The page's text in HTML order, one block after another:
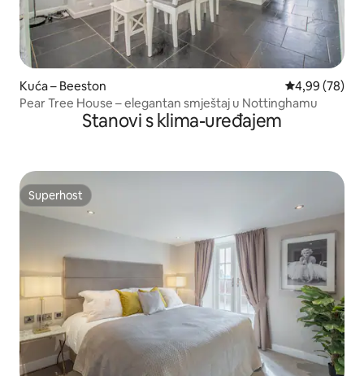
Kuća – Beeston Prosječna
4,99 (78)
Pear Tree House – elegantan smještaj u Nottinghamu
Stanovi s klima-uređajem
Superhost
Superhost